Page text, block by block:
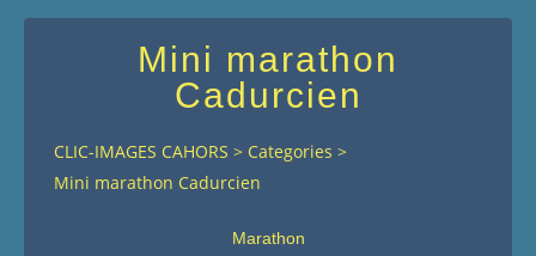
Mini marathon
Cadurcien
CLIC-IMAGES CAHORS > Categories >
Mini marathon Cadurcien
Marathon